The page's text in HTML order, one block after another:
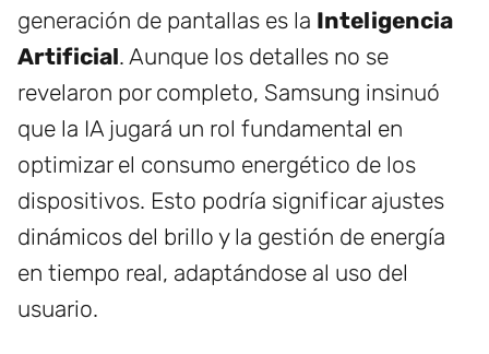
generación de pantallas es la Inteligencia
Artificial. Aunque los detalles no se
revelaron por completo, Samsung insinuó
que la IA jugará un rol fundamental en
optimizar el consumo energético de los
dispositivos. Esto podría significar ajustes
dinámicos del brillo y la gestión de energía
en tiempo real, adaptándose al uso del
usuario.